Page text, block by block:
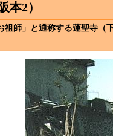
本2）
祖師」と通称する蓮聖寺